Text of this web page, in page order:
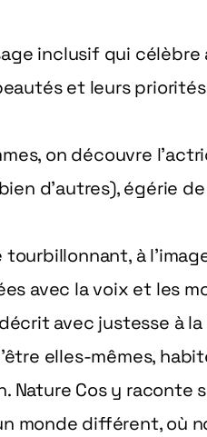
inclusif qui
et leurs
on découvre
d’autres), égérie
à
avec la voix et les
avec justesse à
elles-mêmes,
Nature Cos y raconte
monde différent, où